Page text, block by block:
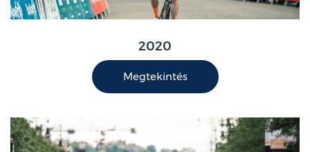
2020
Megtekintés